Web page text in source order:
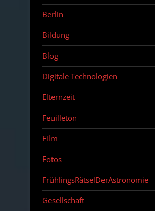
Berlin
Bildung
Blog
Digitale Technologien
Elternzeit
Feuilleton
Film
Fotos
FrühlingsRätselDerAstronomie
Gesellschaft